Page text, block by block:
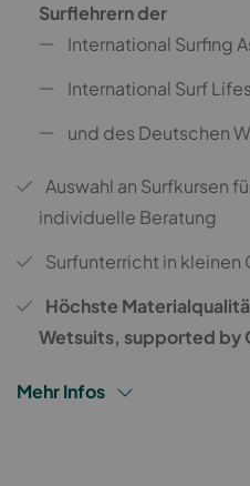
Surflehrern der
International Surfing
International Surf
und des Deutschen
Auswahl an Surfkursen
individuelle Beratung
Surfunterricht in kleinen
Höchste
Wetsuits, supported by
Mehr Infos